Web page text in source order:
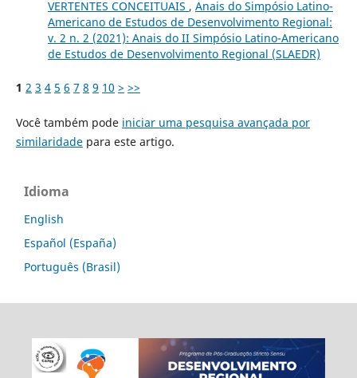
VERTENTES CONCEITUAIS , Anais do Simpósio Latino-
Americano de Estudos de Desenvolvimento Regional:
v. 2 n. 2 (2021): Anais do II Simpósio Latino-Americano
de Estudos de Desenvolvimento Regional (SLAEDR)
1 2 3 4 5 6 7 8 9 10 > >>
Você também pode iniciar uma pesquisa avançada por
similaridadepara este artigo.
Idioma
English
Español (España)
Português (Brasil)